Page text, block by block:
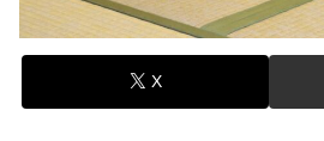
X